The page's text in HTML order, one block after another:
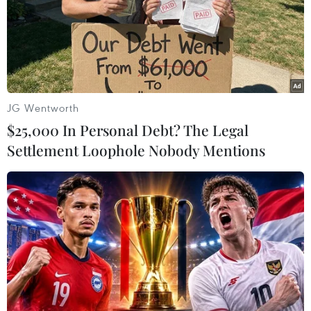
Chỉ đơn giản là một chút nhũ nâu:
Vốn dĩ đã sở hữu cặp mắt to tròn nên Chi Pu
không có ý định tác động nhiều khiến mắt sắc
hơn hay sâu hơn. Chỉ đơn giản là một chút nhũ
JG Wentworth
$25,000 In Personal Debt? The Legal
Settlement Loophole Nobody Mentions